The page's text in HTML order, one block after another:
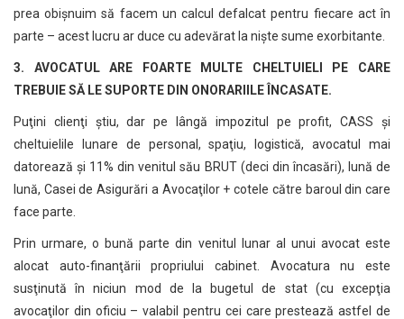
prea obişnuim să facem un calcul defalcat pentru fiecare act în
parte – acest lucru ar duce cu adevărat la nişte sume exorbitante.
3. AVOCATUL ARE FOARTE MULTE CHELTUIELI PE CARE
TREBUIE SĂ LE SUPORTE DIN ONORARIILE ÎNCASATE.
Puţini clienţi ştiu, dar pe lângă impozitul pe profit, CASS şi
cheltuielile lunare de personal, spaţiu, logistică, avocatul mai
datorează şi 11% din venitul său BRUT (deci din încasări), lună de
lună, Casei de Asigurări a Avocaţilor + cotele către baroul din care
face parte.
Prin urmare, o bună parte din venitul lunar al unui avocat este
alocat auto-finanţării propriului cabinet. Avocatura nu este
susţinută în niciun mod de la bugetul de stat (cu excepţia
avocaţilor din oficiu – valabil pentru cei care prestează astfel de